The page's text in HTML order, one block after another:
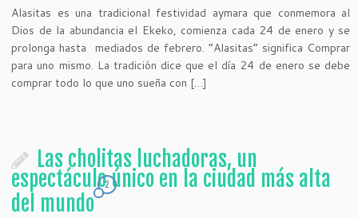
Alasitas es una tradicional festividad aymara que conmemora al
Dios de la abundancia el Ekeko, comienza cada 24 de enero y se
prolonga hasta mediados de febrero. “Alasitas” significa Comprar
para uno mismo. La tradición dice que el día 24 de enero se debe
comprar todo lo que uno sueña con […]
Las cholitas luchadoras, un
espectáculo único en la ciudad más alta
del mundo
2